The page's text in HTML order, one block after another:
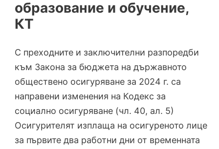
образование и обучение,
КТ
С преходните и заключителни разпоредби
към Закона за бюджета на държавното
обществено осигуряване за 2024 г. са
направени изменения на Кодекс за
социално осигуряване (чл. 40, ал. 5)
Осигурителят изплаща на осигуреното лице
за първите два работни дни от временната